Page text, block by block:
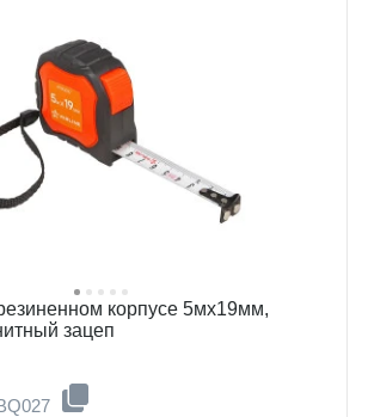
корпусе 5мх19мм,
зацеп